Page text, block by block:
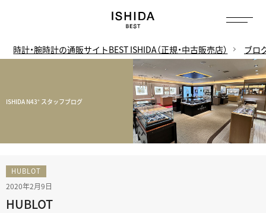
時計・腕時計の通販サイトBEST ISHIDA（正規・中古販売店） ブロ
ISHIDA N43° スタッフブログ
HUBLOT
2020年2月9日
HUBLOT